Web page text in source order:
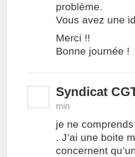
problème.
Vous avez une
Merci !!
Bonne journée !
Syndicat
min
je ne
. J’ai une boite
concernent